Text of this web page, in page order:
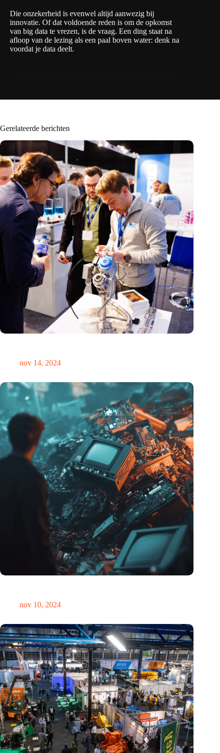
Die onzekerheid is evenwel altijd aanwezig bij
innovatie. Of dat voldoende reden is om de opkomst
van big data te vrezen, is de vraag. Een ding staat na
afloop van de lezing als een paal boven water: denk na
voordat je data deelt.
Gerelateerde berichten
nov 14, 2024
nov 10, 2024